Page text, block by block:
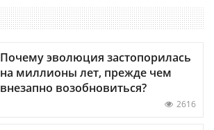
Почему эволюция застопорилась
на миллионы лет, прежде чем
внезапно возобновиться?
2616